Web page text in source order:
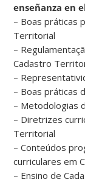
enseñanza en
– Boas práticas
Territorial
–
Cadastro
–
– Boas práticas
– Metodologias
– Diretrizes
Territorial
– Conteúdos
curriculares em
– Ensino de